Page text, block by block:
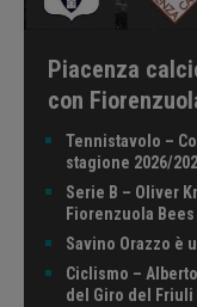
Piacenza
con
Tennistavolo –
stagione 2026/
Serie B – Oliver
Fiorenzuola Bees
Savino Orazzo è
Ciclismo –
del Giro del